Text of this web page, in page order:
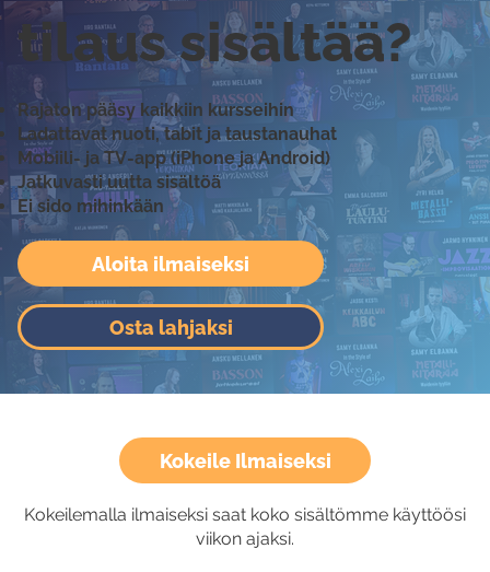
Aloita ilmaiseksi
Osta lahjaksi
tilaus sisältää?
Rajaton pääsy kaikkiin kursseihin
Ladattavat nuoti, tabit ja taustanauhat
Mobiili- ja TV-app (iPhone ja Android)
Jatkuvasti uutta sisältöä
Ei sido mihinkään
Kokeile Ilmaiseksi
Kokeilemalla ilmaiseksi saat koko sisältömme käyttöösi
viikon ajaksi.